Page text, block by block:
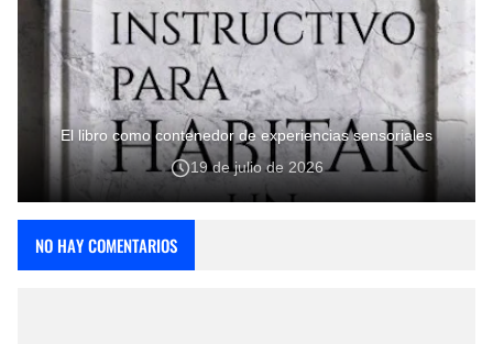
El libro como contenedor de experiencias sensoriales
19 de julio de 2026
NO HAY COMENTARIOS